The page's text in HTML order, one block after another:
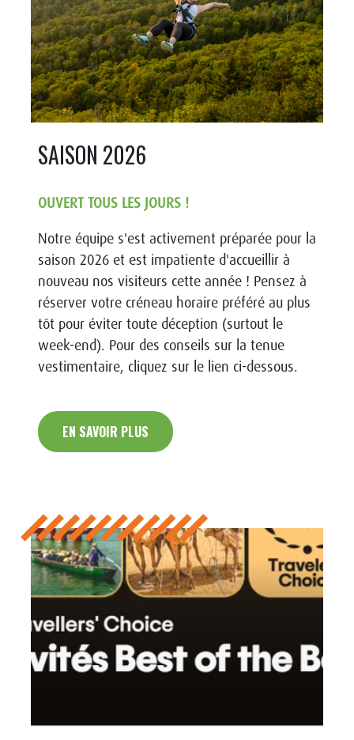
SAISON 2026
OUVERT TOUS LES JOURS !
Notre équipe s'est activement préparée pour la
saison 2026 et est impatiente d'accueillir à
nouveau nos visiteurs cette année ! Pensez à
réserver votre créneau horaire préféré au plus
tôt pour éviter toute déception (surtout le
week-end). Pour des conseils sur la tenue
vestimentaire, cliquez sur le lien ci-dessous.
EN SAVOIR PLUS